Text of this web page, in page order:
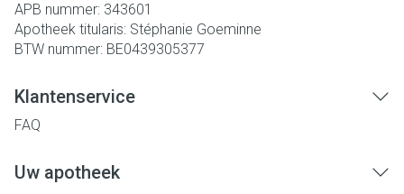
APB nummer: 343601
Apotheek titularis: Stéphanie Goeminne
BTW nummer: BE0439305377
Klantenservice
FAQ
Uw apotheek